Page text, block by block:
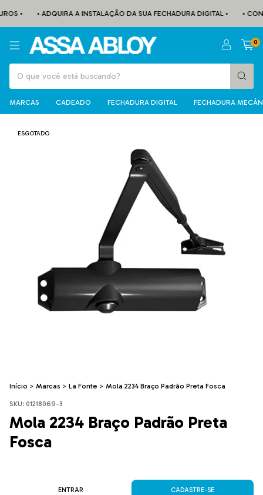
• • ADQUIRA A INSTALAÇÃO DA SUA FECHADURA DIGITAL • •
0
MARCAS CADEADO FECHADURA DIGITAL FECHADURA
ESGOTADO
Início > Marcas > La Fonte > Mola 2234 Braço Padrão Preta Fosca
SKU: 01218069-3
Mola 2234 Braço Padrão Preta
Fosca
ENTRAR CADASTRE-SE